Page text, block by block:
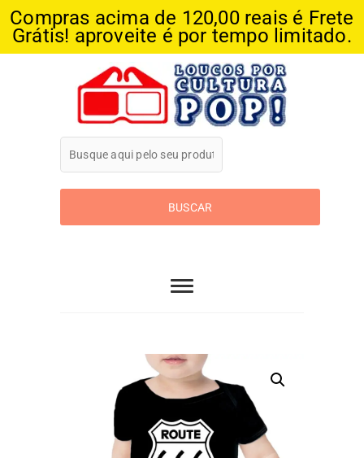
Compras acima de 120,00 reais é Frete
Grátis! aproveite é por tempo limitado.
Loucos Por
Cultura Pop